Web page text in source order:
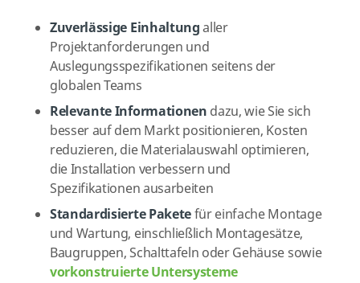
Zuverlässige Einhaltungaller
Projektanforderungen und
Auslegungsspezifikationen seitens der
globalen Teams
Relevante Informationen dazu, wie Sie sich
besser auf dem Markt positionieren, Kosten
reduzieren, die Materialauswahl optimieren,
die Installation verbessern und
Spezifikationen ausarbeiten
Standardisierte Paketefür einfache Montage
und Wartung, einschließlich Montagesätze,
Baugruppen, Schalttafeln oder Gehäuse sowie
vorkonstruierte Untersysteme